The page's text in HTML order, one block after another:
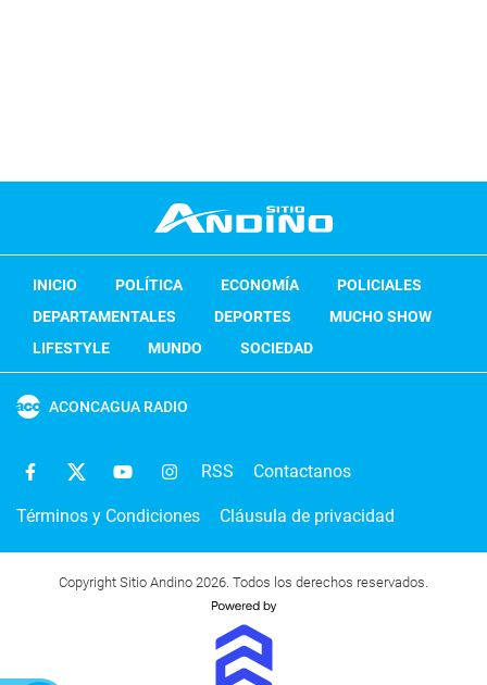
INICIO POLÍTICA ECONOMÍA
POLICIALES
DEPARTAMENTALES
DEPORTES
MUCHO SHOW
LIFESTYLE
MUNDO SOCIEDAD
ACONCAGUA RADIO
RSS Contactanos
Términos y Condiciones Cláusula de privacidad
Copyright Sitio Andino 2026. Todos los derechos reservados.